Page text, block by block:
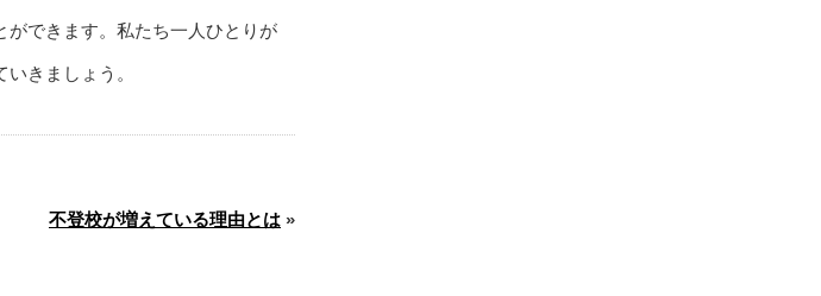
できます。私たち一人ひとりが
きましょう。
不登校が増えている理由とは »